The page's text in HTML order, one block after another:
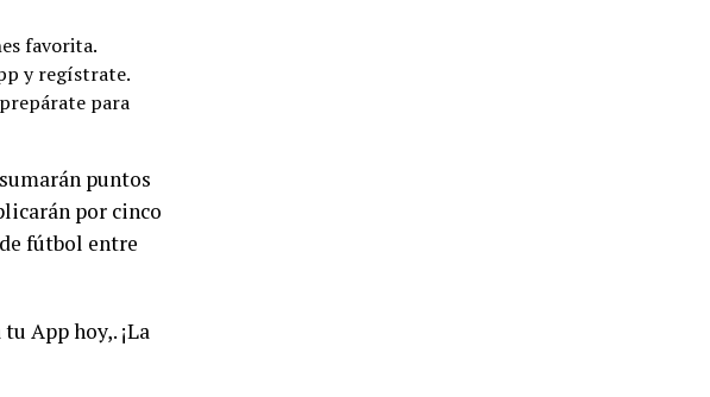
favorita.
y regístrate.
para
puntos
por cinco
fútbol entre
App hoy,. ¡La